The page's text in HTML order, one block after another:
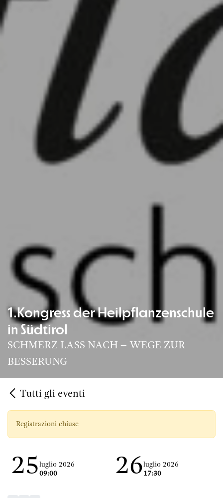
1.Kongress der Heilpflanzenschule
in Südtirol
SCHMERZ LASS NACH – WEGE ZUR
BESSERUNG
Tutti gli eventi
Registrazioni chiuse
25 luglio 2026
09:00
26luglio 2026
17:30